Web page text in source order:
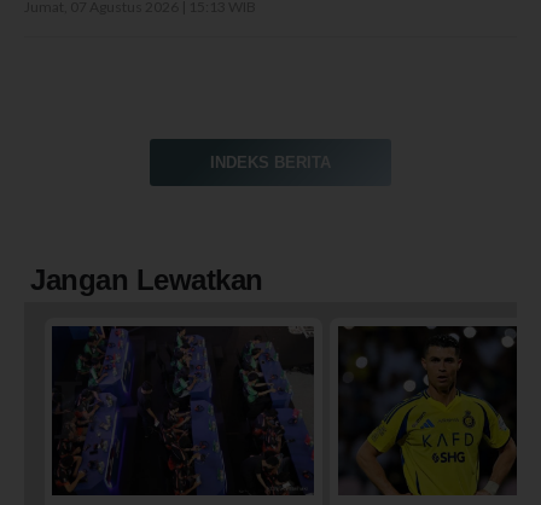
INDEKS BERITA
Jangan Lewatkan